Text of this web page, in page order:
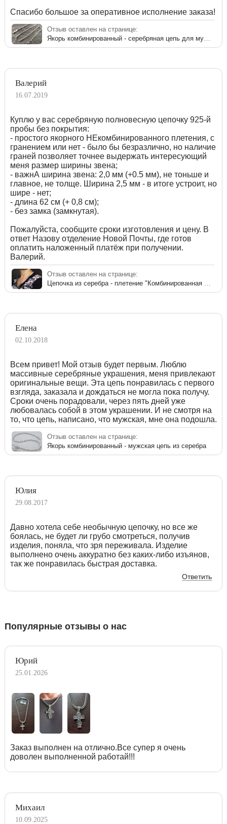
Спасибо большое за оперативное исполнение заказа!
Отзыв оставлен на странице:
Валерий
16.07.2019
Куплю у вас серебряную полновесную цепочку 925-й
пробы без покрытия:
- простого якорного НЕкомбинированного плетения, с
гранением или нет - было бы безразлично, но наличие
граней позволяет точнее выдержать интересующий
меня размер ширины звена;
- важнА ширина звена: 2,0 мм (+0.5 мм), не тоньше и
главное, не толще. Ширина 2,5 мм - в итоге устроит, но
шире - нет;
- длина 62 см (+ 0,8 см);
- без замка (замкнутая).
Пожалуйста, сообщите сроки изготовления и цену. В
ответ Назову отделение Новой Почты, где готов
оплатить наложенный платёж при получении.
Валерий.
Отзыв оставлен на странице:
Елена
02.10.2018
Всем привет! Мой отзыв будет первым. Люблю
массивные серебряные украшения, меня привлекают
оригинальные вещи. Эта цепь понравилась с первого
взгляда, заказала и дождаться не могла пока получу.
Сроки очень порадовали, через пять дней уже
любовалась собой в этом украшении. И не смотря на
то, что цепь, написано, что мужская, мне она подошла.
Отзыв оставлен на странице:
Якорь комбинированный - мужская цепь из серебра
Юлия
29.08.2017
Давно хотела себе необычную цепочку, но все же
боялась, не будет ли грубо смотреться, получив
изделия, поняла, что зря переживала. Изделие
выполнено очень аккуратно без каких-либо изъянов,
так же понравилась быстрая доставка.
Ответить
Популярные отзывы о нас
Юрий
25.01.2026
Заказ выполнен на отлично.Все супер я очень
доволен выполненной работай!!!
Михаил
10.09.2025